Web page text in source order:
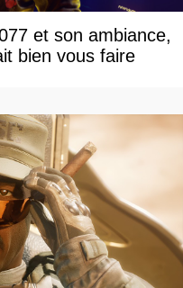
et son ambiance,
bien vous faire